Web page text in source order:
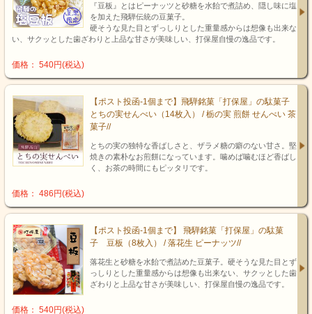
『豆板』とはピーナッツと砂糖を水飴で煮詰め、隠し味に塩
を加えた飛騨伝統の豆菓子。
硬そうな見た目とずっしりとした重量感からは想像も出来な
い、サクッとした歯ざわりと上品な甘さが美味しい、打保屋自慢の逸品です。
価格： 540円(税込)
【ポスト投函-1個まで】飛騨銘菓「打保屋」の駄菓子
とちの実せんべい（14枚入） / 栃の実 煎餅 せんべい 茶
菓子//
とちの実の独特な香ばしさと、ザラメ糖の癖のない甘さ。堅
焼きの素朴なお煎餅になっています。噛めば噛むほど香ばし
く、お茶の時間にもピッタリです。
価格： 486円(税込)
【ポスト投函-1個まで】 飛騨銘菓「打保屋」の駄菓
子 豆板（8枚入） / 落花生 ピーナッツ//
落花生と砂糖を水飴で煮詰めた豆菓子。硬そうな見た目とず
っしりとした重量感からは想像も出来ない、サクッとした歯
ざわりと上品な甘さが美味しい、打保屋自慢の逸品です。
価格： 540円(税込)